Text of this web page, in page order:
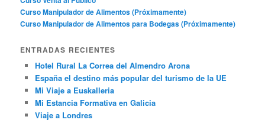
Curso Manipulador de Alimentos (Próximamente)
Curso Manipulador de Alimentos para Bodegas (Próximamente)
ENTRADAS RECIENTES
Hotel Rural La Correa del Almendro Arona
España el destino más popular del turismo de la UE
Mi Viaje a Euskalleria
Mi Estancia Formativa en Galicia
Viaje a Londres